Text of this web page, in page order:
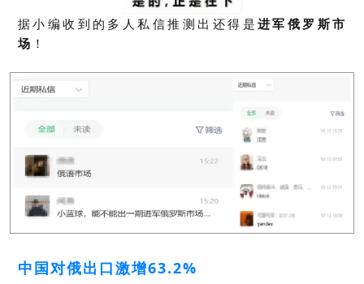
据小编收到的多人私信推测出还得是 进军俄罗斯市
场 ！
中国对俄出口激增63.2%